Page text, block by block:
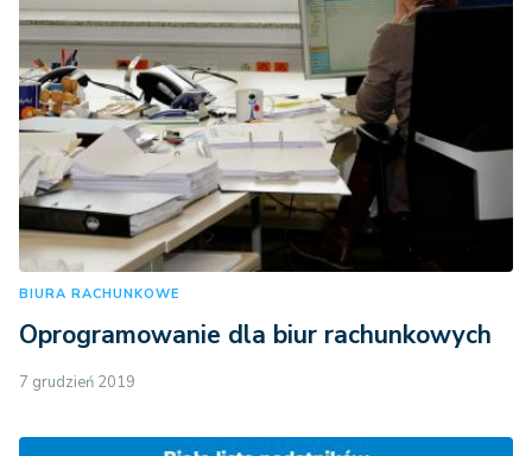
BIURA RACHUNKOWE
Oprogramowanie dla biur rachunkowych
7 grudzień 2019